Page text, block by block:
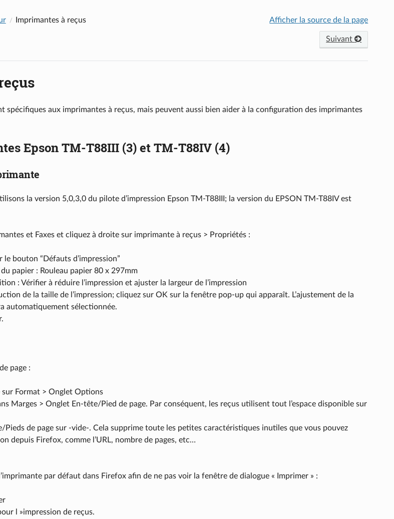
Imprimantes à reçus Afficher la source de la page
Suivant
spécifiques aux imprimantes à reçus, mais peuvent aussi bien aider à la configuration des imprimantes
Epson TM-T88III (3) et TM-T88IV (4)
la version 5,0,3,0 du pilote d’impression Epson TM-T88III; la version du EPSON TM-T88IV est
et Faxes et cliquez à droite sur imprimante à reçus > Propriétés :
bouton “Défauts d’impression”
papier : Rouleau papier 80 x 297mm
: Vérifier à réduire l’impression et ajuster la largeur de l’impression
de la taille de l’impression; cliquez sur OK sur la fenêtre pop-up qui apparaît. L’ajustement de la
automatiquement sélectionnée.
page :
sur Format > Onglet Options
Marges > Onglet En-tête/Pied de page. Par conséquent, les reçus utilisent tout l’espace disponible sur
Pieds de page sur -vide-. Cela supprime toute les petites caractéristiques inutiles que vous pouvez
depuis Firefox, comme l’URL, nombre de pages, etc…
par défaut dans Firefox afin de ne pas voir la fenêtre de dialogue « Imprimer » :
l »impression de reçus.